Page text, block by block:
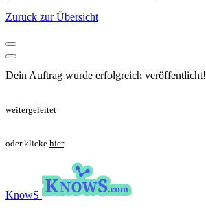
Zurück zur Übersicht
Dein Auftrag wurde erfolgreich veröffentlicht!
weitergeleitet
oder klicke hier
KnowS